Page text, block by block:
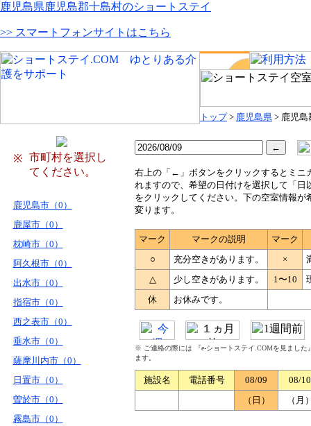
鹿児島県鹿児島郡十島村のショートステイ
>> スマートフォンサイトはこちら
トップ> 鹿児島県 > 鹿児島
※
市町村を選択し
てください。
鹿児島市（0）
鹿屋市（0）
枕崎市（0）
阿久根市（0）
出水市（0）
指宿市（0）
西之表市（0）
垂水市（0）
薩摩川内市（0）
日置市（0）
曽於市（0）
霧島市（0）
右上の「←」ボタンをクリックするとミニ
れますので、希望の日付けを選択して「日
をクリックしてください。下の空室情報が
変ります。
マーク マークの説明
マーク
○
充分空きがあります。 ×
△
少し空きがあります。 1〜10
休
お休みです。
※ ご連絡の際には 『e-ショートステイ.COMを見まし
ます。
施設名 電話番号 08/09
08/10
（日）
（月